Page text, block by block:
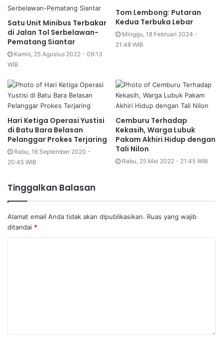
Satu Unit Minibus Terbakar
di Jalan Tol Serbelawan-
Pematang Siantar
Kamis, 25 Agustus 2022 - 09:13
WIB
Tom Lembong: Putaran
Kedua Terbuka Lebar
Minggu, 18 Februari 2024 -
21:48 WIB
Hari Ketiga Operasi Yustisi
di Batu Bara Belasan
Pelanggar Prokes Terjaring
Rabu, 16 September 2020 -
20:45 WIB
Cemburu Terhadap
Kekasih, Warga Lubuk
Pakam Akhiri Hidup dengan
Tali Nilon
Rabu, 25 Mei 2022 - 21:45 WIB
Tinggalkan Balasan
Alamat email Anda tidak akan dipublikasikan. Ruas yang wajib
ditandai *